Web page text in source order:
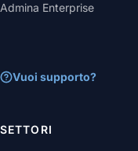
Admina Enterprise
Vuoi supporto?
SETTORI